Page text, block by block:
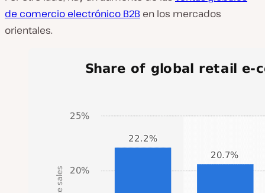
de comercio electrónico B2B en los mercados
orientales.